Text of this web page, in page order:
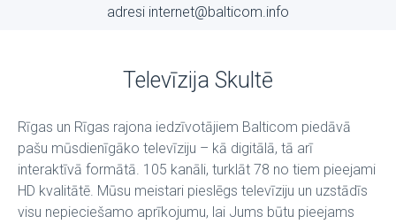
adresi internet@balticom.info
Televīzija Skultē
Rīgas un Rīgas rajona iedzīvotājiem Balticom piedāvā
pašu mūsdienīgāko televīziju – kā digitālā, tā arī
interaktīvā formātā. 105 kanāli, turklāt 78 no tiem pieejami
HD kvalitātē. Mūsu meistari pieslēgs televīziju un uzstādīs
visu nepieciešamo aprīkojumu, lai Jums būtu pieejams